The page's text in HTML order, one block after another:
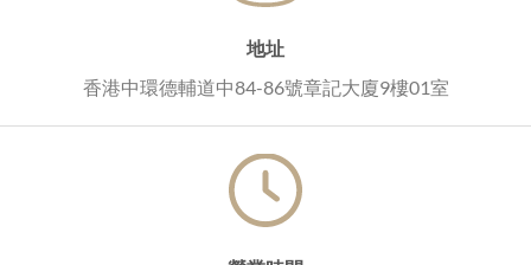
地址
香港中環德輔道中84-86號章記大廈9樓01室